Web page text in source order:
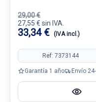
29,00 €
27,55 € sin IVA.
33,34 € (IVA incl.)
Ref: 7373144
Garantía 1 año Envío